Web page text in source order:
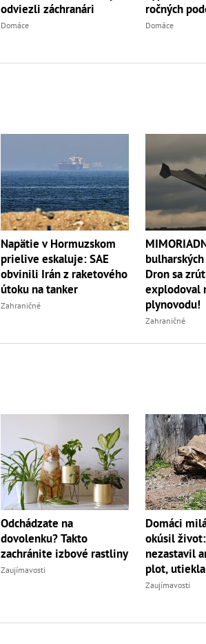
odviezli záchranári
Domáce
ročných
Domáce
Napätie v Hormuzskom
prielive eskaluje: SAE
obvinili Irán z raketového
útoku na tanker
Zahraničné
Dron sa
explodoval
plynovodu!
Zahraničné
Odchádzate na
dovolenku? Takto
zachránite izbové rastliny
Zaujímavosti
Domáci
okúsil
nezastavil
plot,
Zaujímavosti